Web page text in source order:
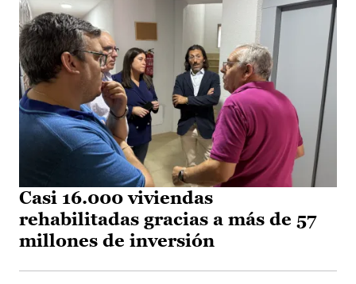
Casi 16.000 viviendas
rehabilitadas gracias a más de 57
millones de inversión